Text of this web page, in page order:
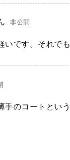
非公開
いです。それで
手のコートとい